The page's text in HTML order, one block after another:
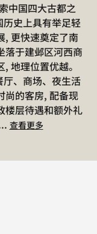
中国四大古都之
史上具有举足轻
, 更快速奠定了南
落于建邺区河西商
地理位置优越。
、商场、夜生活
尚的客房, 配备现
楼层待遇和额外礼
查看更多